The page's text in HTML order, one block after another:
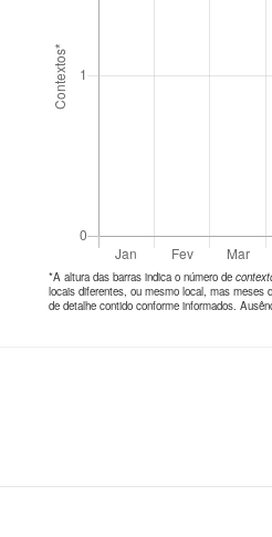
*A altura das barras indica o número de
locais diferentes, ou mesmo local, mas meses
de detalhe contido conforme informados.